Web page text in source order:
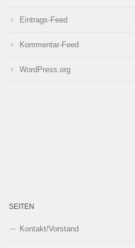
Eintrags-Feed
Kommentar-Feed
WordPress.org
SEITEN
Kontakt/Vorstand